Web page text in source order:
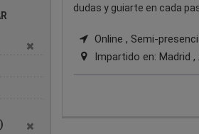
dudas y guiarte en cada
Online , Semi-
Impartido en: Madrid